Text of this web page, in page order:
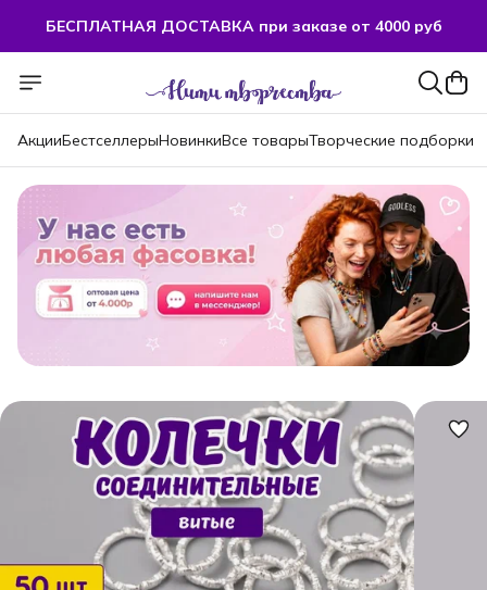
БЕСПЛАТНАЯ ДОСТАВКА при заказе от 4000 руб
БЕСПЛАТНАЯ ДОСТАВКА при заказе от 4000 руб
АкцииБестселлерыНовинкиВсе товарыТворческие подборки